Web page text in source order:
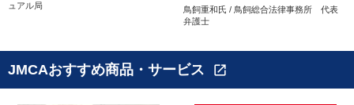
ュアル局
鳥飼重和氏 / 鳥飼総合法律事務所 代表
弁護士
JMCAおすすめ商品・サービス open_in_new